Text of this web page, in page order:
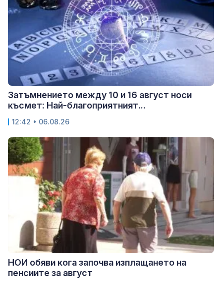
Затъмнението между 10 и 16 август носи
късмет: Най-благоприятният...
12:42 • 06.08.26
НОИ обяви кога започва изплащането на
пенсиите за август